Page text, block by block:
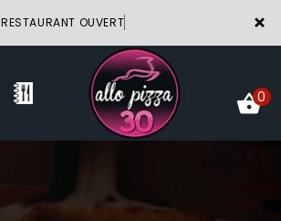
×
RESTAURANT OUVERT
0